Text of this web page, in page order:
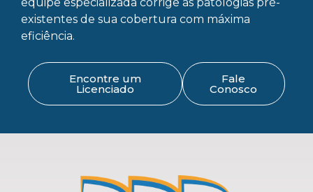
existentes de sua cobertura com máxima
eficiência.
Encontre um
Licenciado
Fale
Conosco